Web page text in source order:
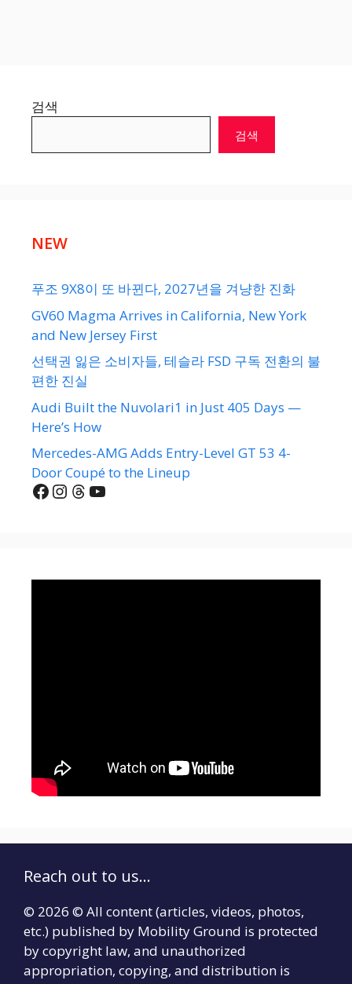
검색
검색
NEW
푸조 9X8이 또 바뀐다, 2027년을 겨냥한 진화
GV60 Magma Arrives in California, New York
and New Jersey First
선택권 잃은 소비자들, 테슬라 FSD 구독 전환의 불
편한 진실
Audi Built the Nuvolari1 in Just 405 Days —
Here’s How
Mercedes-AMG Adds Entry-Level GT 53 4-
Door Coupé to the Lineup
Facebook
Instagram
Threads
YouTube
Reach out to us...
© 2026 © All content (articles, videos, photos,
etc.) published by Mobility Ground is protected
by copyright law, and unauthorized
appropriation, copying, and distribution is